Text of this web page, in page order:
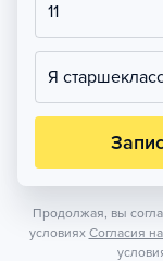
11
Я
Продолжая, вы
условиях Согласия